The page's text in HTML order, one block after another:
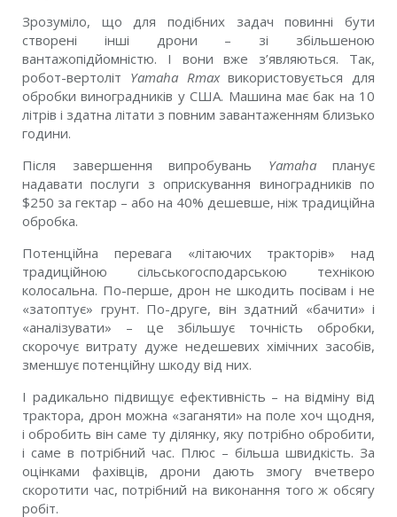
Зрозуміло, що для подібних задач повинні бути
створені інші дрони – зі збільшеною
вантажопідйомністю. І вони вже з’являються. Так,
робот-вертоліт Yamaha Rmaxвикористовується для
обробки виноградників у США. Машина має бак на 10
літрів і здатна літати з повним завантаженням близько
години.
Після завершення випробувань Yamahaпланує
надавати послуги з оприскування виноградників по
$250 за гектар – або на 40% дешевше, ніж традиційна
обробка.
Потенційна перевага «літаючих тракторів» над
традиційною сільськогосподарською технікою
колосальна. По-перше, дрон не шкодить посівам і не
«затоптує» грунт. По-друге, він здатний «бачити» і
«аналізувати» – це збільшує точність обробки,
скорочує витрату дуже недешевих хімічних засобів,
зменшує потенційну шкоду від них.
І радикально підвищує ефективність – на відміну від
трактора, дрон можна «заганяти» на поле хоч щодня,
і обробить він саме ту ділянку, яку потрібно обробити,
і саме в потрібний час. Плюс – більша швидкість. За
оцінками фахівців, дрони дають змогу вчетверо
скоротити час, потрібний на виконання того ж обсягу
робіт.